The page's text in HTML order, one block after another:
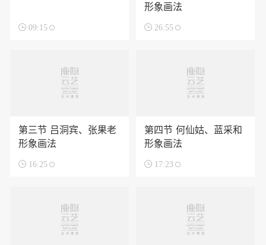
 09:15
形象画法
 26:55
第三节 吕洞宾、张果老
形象画法
 16:25
第四节 何仙姑、蓝采和
形象画法
 17:23